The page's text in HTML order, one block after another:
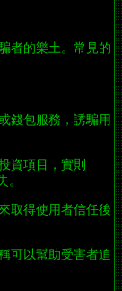
者的樂土。常見的
錢包服務，誘騙用
資項目，實則
。
取得使用者信任後
可以幫助受害者追